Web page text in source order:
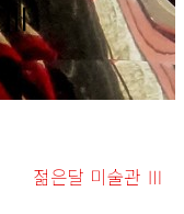
Ⅲ
젊은달 미술관 Ⅲ